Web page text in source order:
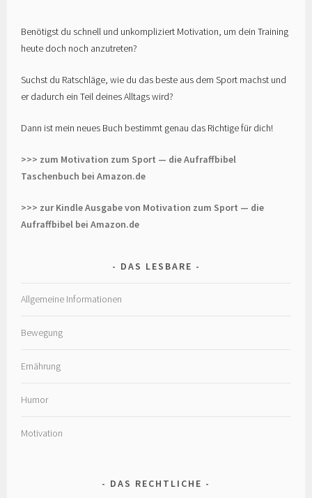
Benötigst du schnell und unkompliziert Motivation, um dein Training
heute doch noch anzutreten?
Suchst du Ratschläge, wie du das beste aus dem Sport machst und
er dadurch ein Teil deines Alltags wird?
Dann ist mein neues Buch bestimmt genau das Richtige für dich!
>>> zum Motivation zum Sport — die Aufraffbibel
Taschenbuch bei Amazon.de
>>> zur Kindle Ausgabe von Motivation zum Sport — die
Aufraffbibel bei Amazon.de
DAS LESBARE
Allgemeine Informationen
Bewegung
Ernährung
Humor
Motivation
DAS RECHTLICHE